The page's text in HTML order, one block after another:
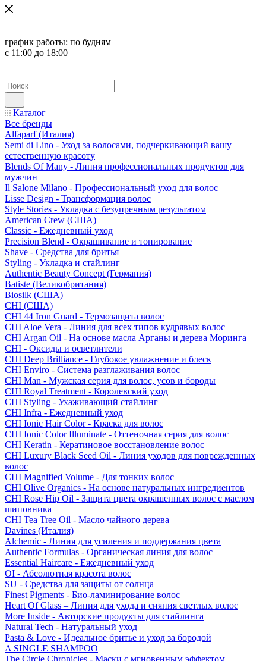
график работы: по будням
с 11:00 до 18:00
Каталог
Все бренды
Alfaparf (Италия)
Semi di Lino - Уход за волосами, подчеркивающий вашу
естественную красоту
Blends Of Many - Линия профессиональных продуктов для
мужчин
Il Salone Milano - Профессиональный уход для волос
Lisse Design - Трансформация волос
Style Stories - Укладка с безупречным результатом
American Crew (США)
Classic - Ежедневный уход
Precision Blend - Окрашивание и тонирование
Shave - Средства для бритья
Styling - Укладка и стайлинг
Authentic Beauty Concept (Германия)
Batiste (Великобритания)
Biosilk (США)
CHI (США)
CHI 44 Iron Guard - Термозащита волос
CHI Aloe Vera - Линия для всех типов кудрявых волос
CHI Argan Oil - На основе масла Арганы и дерева Моринга
CHI - Оксиды и осветлители
CHI Deep Brilliance - Глубокое увлажнение и блеск
CHI Enviro - Система разглаживания волос
CHI Man - Мужская серия для волос, усов и бороды
CHI Royal Treatment - Королевский уход
CHI Styling - Ухаживающий стайлинг
CHI Infra - Ежедневный уход
CHI Ionic Hair Color - Краска для волос
CHI Ionic Color Illuminate - Оттеночная серия для волос
CHI Keratin - Кератиновое восстановление волос
CHI Luxury Black Seed Oil - Линия уходов для поврежденных
волос
CHI Magnified Volume - Для тонких волос
CHI Olive Organics - На основе натуральных ингредиентов
CHI Rose Hip Oil - Защита цвета окрашенных волос с маслом
шиповника
CHI Tea Tree Oil - Масло чайного дерева
Davines (Италия)
Alchemic - Линия для усиления и поддержания цвета
Authentic Formulas - Органическая линия для волос
Essential Haircare - Eжедневный уход
OI - Абсолютная красота волос
SU - Средства для защиты от солнца
Finest Pigments - Био-ламинирование волос
Heart Of Glass – Линия для ухода и сияния светлых волос
More Inside - Авторские продукты для стайлинга
Natural Tech - Натуральный уход
Pasta & Love - Идеальное бритье и уход за бородой
A SINGLE SHAMPOO
The Circle Chronicles - Маски с мгновенным эффектом